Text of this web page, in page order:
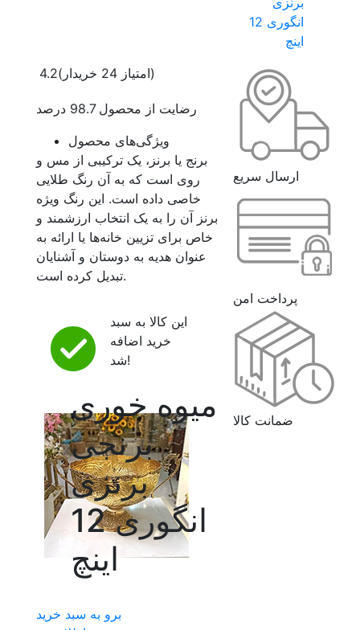
4.2 (امتیاز 24 خریدار)
رضایت از محصول 98.7 درصد
ویژگی‌های محصول
برنج یا برنز، یک ترکیبی از مس و
روی است که به آن رنگ طلایی
خاصی داده است. این رنگ ویژه
برنز آن را به یک انتخاب ارزشمند و
خاص برای تزیین خانه‌ها یا ارائه به
عنوان هدیه به دوستان و آشنایان
تبدیل کرده است.
این کالا به سبد
خرید اضافه
شد!
ميوه خوری
برنجی
برنزی
انگوری 12
اينچ
برو به سبد خرید
ارسال سریع
پرداخت امن
ضمانت کالا